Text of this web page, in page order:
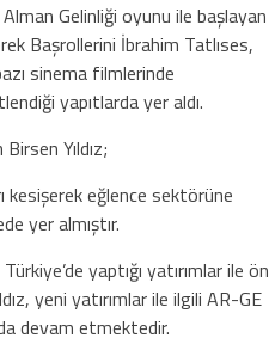
Gelinliği oyunu ile başlayan
Başrollerini İbrahim Tatlıses,
sinema filmlerinde
yapıtlarda yer aldı.
Yıldız;
kesişerek eğlence sektörüne
yer almıştır.
yaptığı yatırımlar ile ön
yeni yatırımlar ile ilgili AR-GE
devam etmektedir.